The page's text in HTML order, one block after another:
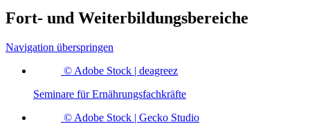
Fort- und Weiterbildungsbereiche
Navigation überspringen
© Adobe Stock | deagreez
Seminare für Ernährungsfachkräfte
© Adobe Stock | Gecko Studio